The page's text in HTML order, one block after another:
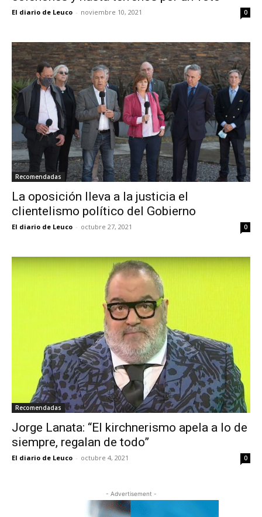
El diario de Leuco - noviembre 10, 2021 0
Recomendadas
La oposición lleva a la justicia el
clientelismo político del Gobierno
El diario de Leuco - octubre 27, 2021 0
Recomendadas
Jorge Lanata: “El kirchnerismo apela a lo de
siempre, regalan de todo”
El diario de Leuco - octubre 4, 2021 0
- Advertisement -